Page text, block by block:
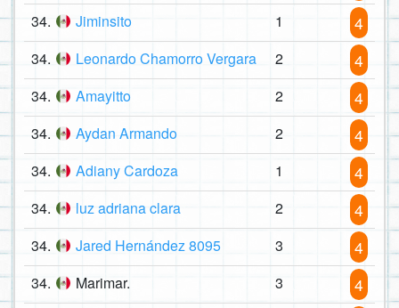
34. Jiminsito 1 4
34. Leonardo Chamorro Vergara 2 4
34. Amayitto 2 4
34. Aydan Armando 2 4
34. Adiany Cardoza 1 4
34. luz adriana clara 2 4
34. Jared Hernández 8095 3 4
34. Marimar. 3 4